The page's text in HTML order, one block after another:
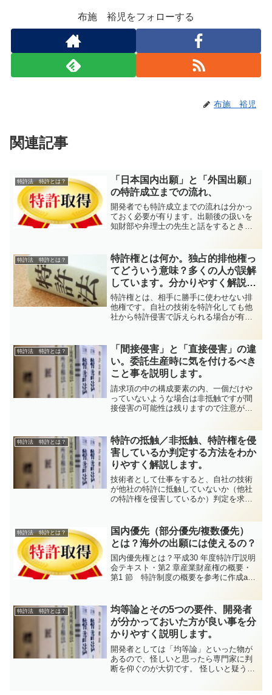
布施 裕児をフォローする
布施 裕児
関連記事
特許法 特許とは？
「日本国内出願」と「外国出願」
の特許成立までの流れ、
開発者でも特許成立までの流れは分かっ
ておく必要が有ります。出願後の扱いを
知財部や弁理士の先生と話をするとき
説明しますので、ぜひ最後までお読みく
ださい。何か分からないこと...
特許法 特許とは？
特許権とは何か。独占的排他権っ
てどういう意味？多くの人が誤解
しています。分かりやすく解説し
ます。
特許権とは、相手に勝手に使わせない排
他権です。自社の技術を特許化しても他
社から特許侵害で訴えられる場合が有り
社の技術を守るのには特許網で多くの特
許を出願する必要があるの...
特許法 特許とは？
「間接侵害」と「直接侵害」の違
い。委託生産時に気を付けるべき
こと事を説明します。
請求項の中の構成要素の内、一個だけや
っていないような場合は非抵触ですが間
接侵害の可能性は残りますので注意が必
侵害間接侵害（特許法第101条）１．定義
特許が物/方法の発...
特許法 特許とは？
特許の抵触／非抵触、特許権を侵
害しているか判定する方法をわか
りやすく解説します。
技術者として仕事をすると、自社の技術
が他社の特許に抵触していないか（他社
の特許権を侵害しているか）判定を求め
た。 抵触/非抵触の判断方法を説明した
後で、最後にこの悩みを解...
特許法 特許とは？
国内優先（部分優先/複数優先）
とは？海外の出願には使えるの？
国内優先権とは？平成30 年度特許庁説明
会テキスト・第2 章産業財産権の概要・
第1 節 特許制度の概要を参考に作成aと
い（a´）、関連発明が生まれた（a´´）発
明aを包...
特許法 特許とは？
均等論とその5つの要件、開発者
が分かっておいた方が良い事を分
かりやすく説明します。
開発者としては「均等論」といった物が
あるので、怪しいと思ったら専門家に判
断を仰ぐのが大切です。 怪しいと疑うポ